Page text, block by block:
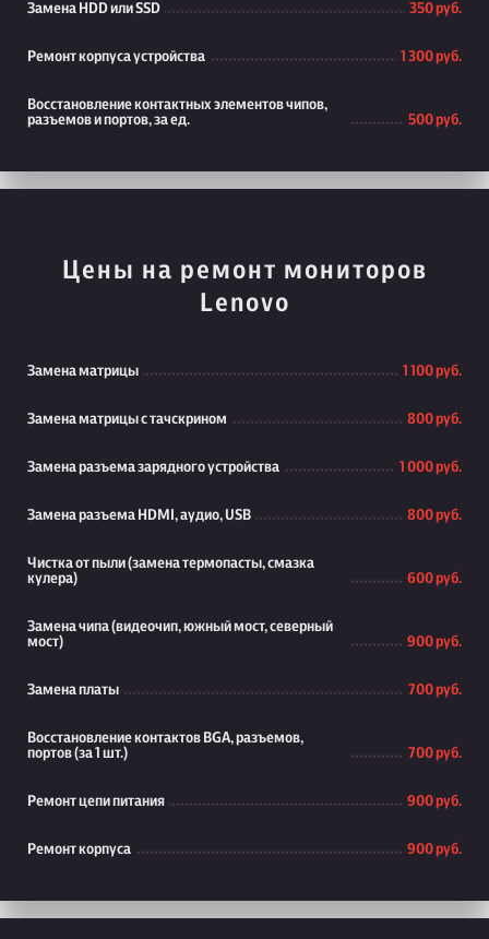
Замена HDD или SSD 350 руб.
Ремонт корпуса устройства 1 300 руб.
Восстановление контактных элементов чипов,
разъемов и портов, за ед.
500 руб.
Цены на ремонт мониторов
Lenovo
Замена матрицы 1 100 руб.
Замена матрицы с тачскрином 800 руб.
Замена разъема зарядного устройства 1 000 руб.
Замена разъема HDMI, аудио, USB 800 руб.
Чистка от пыли (замена термопасты, смазка
кулера)
600 руб.
Замена чипа (видеочип, южный мост, северный
мост)
900 руб.
Замена платы 700 руб.
Восстановление контактов BGA, разъемов,
портов (за 1 шт.)
700 руб.
Ремонт цепи питания 900 руб.
Ремонт корпуса 900 руб.